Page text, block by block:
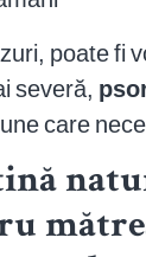
poate fi
severă,
care